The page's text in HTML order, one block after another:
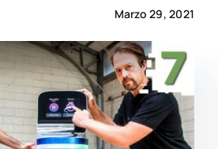
Academy
Marzo 29, 2021